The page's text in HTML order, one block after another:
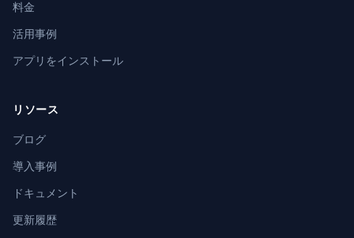
料金
活用事例
アプリをインストール
リソース
ブログ
導入事例
ドキュメント
更新履歴